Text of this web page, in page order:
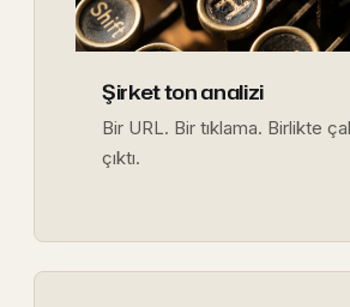
Şirket ton analizi
Bir URL. Bir tıklama. Birlikte
çıktı.